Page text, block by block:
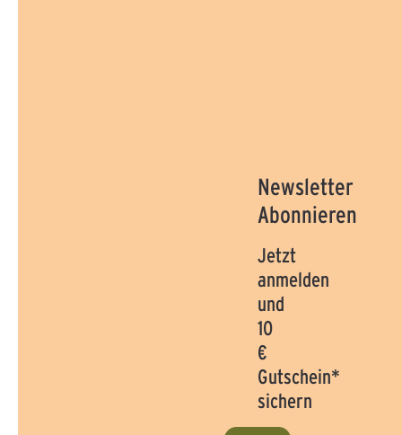
Newsletter
Abonnieren
Jetzt
anmelden
und
10
€
Gutschein*
sichern